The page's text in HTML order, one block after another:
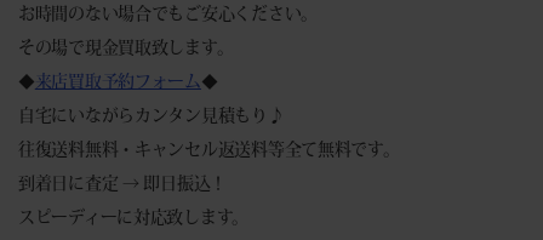
お時間のない場合でもご安心ください。
その場で現金買取致します。
◆ 来店買取予約フォーム ◆
自宅にいながらカンタン見積もり♪
往復送料無料・キャンセル返送料等全て無料です。
到着日に査定 → 即日振込！
スピーディーに対応致します。